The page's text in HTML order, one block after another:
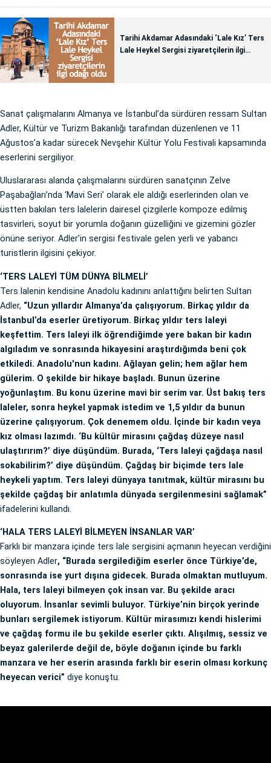
Tarihi Akdamar Adasındaki ‘Lale Kız’ Ters
Lale Heykel Sergisi ziyaretçilerin ilgi
Sanat çalışmalarını Almanya ve İstanbul’da sürdüren ressam Sultan
Adler, Kültür ve Turizm Bakanlığı tarafından düzenlenen ve 11
Ağustos’a kadar sürecek Nevşehir Kültür Yolu Festivali kapsamında
eserlerini sergiliyor.
Uluslararası alanda çalışmalarını sürdüren sanatçının Zelve
Paşabağları’nda ‘Mavi Seri’ olarak ele aldığı eserlerinden olan ve
üstten bakılan ters lalelerin dairesel çizgilerle kompoze edilmiş
tasvirleri, soyut bir yorumla doğanın güzelliğini ve gizemini gözler
önüne seriyor. Adler’in sergisi festivale gelen yerli ve yabancı
turistlerin ilgisini çekiyor.
‘TERS LALEYİ TÜM DÜNYA BİLMELİ’
Ters lalenin kendisine Anadolu kadınını anlattığını belirten Sultan
Adler, “Uzun yıllardır Almanya’da çalışıyorum. Birkaç yıldır da
İstanbul’da eserler üretiyorum. Birkaç yıldır ters laleyi
keşfettim. Ters laleyi ilk öğrendiğimde yere bakan bir kadın
algıladım ve sonrasında hikayesini araştırdığımda beni çok
etkiledi. Anadolu'nun kadını. Ağlayan gelin; hem ağlar hem
gülerim. O şekilde bir hikaye başladı. Bunun üzerine
yoğunlaştım. Bu konu üzerine mavi bir serim var. Üst bakış ters
laleler, sonra heykel yapmak istedim ve 1,5 yıldır da bunun
üzerine çalışıyorum. Çok denemem oldu. İçinde bir kadın veya
kız olması lazımdı. ‘Bu kültür mirasını çağdaş düzeye nasıl
ulaştırırım?’ diye düşündüm. Burada, ‘Ters laleyi çağdaşa nasıl
sokabilirim?’ diye düşündüm. Çağdaş bir biçimde ters lale
heykeli yaptım. Ters laleyi dünyaya tanıtmak, kültür mirasını bu
şekilde çağdaş bir anlatımla dünyada sergilenmesini sağlamak”
ifadelerini kullandı.
‘HALA TERS LALEYİ BİLMEYEN İNSANLAR VAR’
Farklı bir manzara içinde ters lale sergisini açmanın heyecan verdiğini
söyleyen Adler, “Burada sergilediğim eserler önce Türkiye’de,
sonrasında ise yurt dışına gidecek. Burada olmaktan mutluyum.
Hala, ters laleyi bilmeyen çok insan var. Bu şekilde aracı
oluyorum. İnsanlar sevimli buluyor. Türkiye’nin birçok yerinde
bunları sergilemek istiyorum. Kültür mirasımızı kendi hislerimi
ve çağdaş formu ile bu şekilde eserler çıktı. Alışılmış, sessiz ve
beyaz galerilerde değil de, böyle doğanın içinde bu farklı
manzara ve her eserin arasında farklı bir eserin olması korkunç
heyecan verici” diye konuştu.